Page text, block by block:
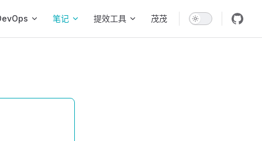
笔记 提效工具 茂茂